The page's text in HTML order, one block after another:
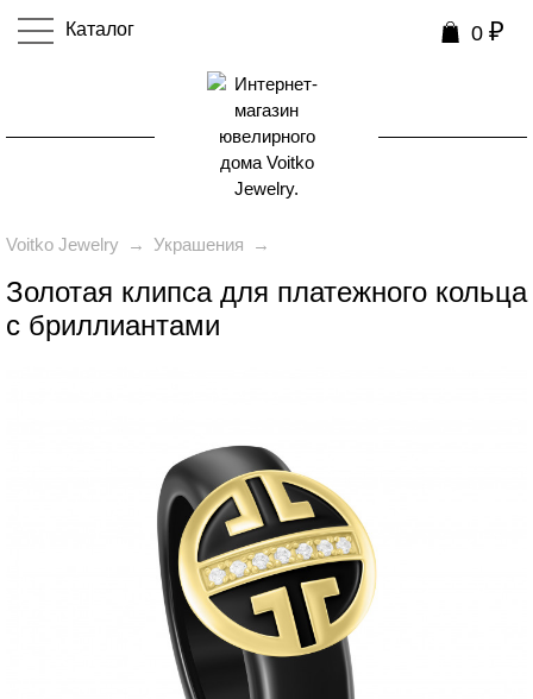
Каталог 0 ₽
Voitko Jewelry → Украшения →
Золотая клипса для платежного кольца
с бриллиантами